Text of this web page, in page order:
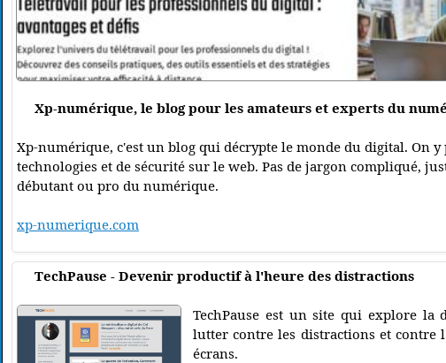
Xp-numérique, le blog pour les amateurs et experts du
Xp-numérique, c'est un blog qui décrypte le monde du digital. On
technologies et de sécurité sur le web. Pas de jargon compliqué,
débutant ou pro du numérique.
xp-numerique.com
TechPause - Devenir productif à l'heure des distractions
TechPause est un site qui explore la
lutter contre les distractions et contre
écrans.